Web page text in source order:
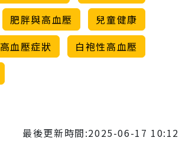
肥胖與高血壓
兒童健康
高血壓症狀
白袍性高血壓
最後更新時間:2025-06-17 10:12